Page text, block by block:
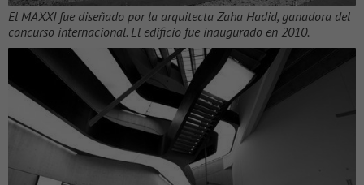
El MAXXI fue diseñado por la arquitecta Zaha Hadid, ganadora del
concurso internacional. El edificio fue inaugurado en 2010.